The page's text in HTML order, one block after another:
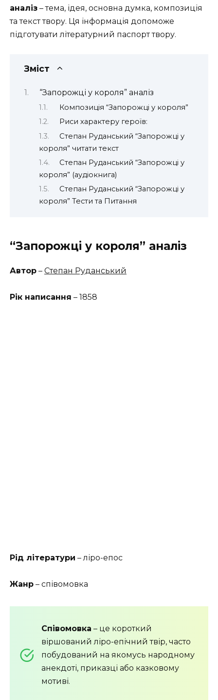
аналіз – тема, ідея, основна думка, композиція
та текст твору. Ця інформація допоможе
підготувати літературний паспорт твору.
Зміст
“Запорожці у короля” аналіз
Композиція “Запорожці у короля”
Риси характеру героїв:
Степан Руданський “Запорожці у
короля” читати текст
Степан Руданський “Запорожці у
короля” (аудіокнига)
Степан Руданський “Запорожці у
короля” Тести та Питання
“Запорожці у короля” аналіз
Автор – Степан Руданський
Рік написання – 1858
Рід літератури – ліро-епос
Жанр – співомовка
Співомовка – це короткий
віршований ліро-епічний твір, часто
побудований на якомусь народному
анекдоті, приказці або казковому
мотиві.